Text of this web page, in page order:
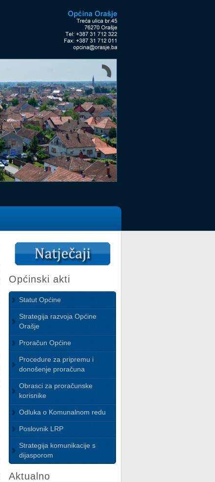
Općinski akti
Statut Općine
Strategija razvoja Općine
Orašje
Proračun Općine
Procedure za pripremu i
donošenje proračuna
Obrasci za proračunske
korisnike
Odluka o Komunalnom redu
Poslovnik LRP
Strategija komunikacije s
dijasporom
Aktualno